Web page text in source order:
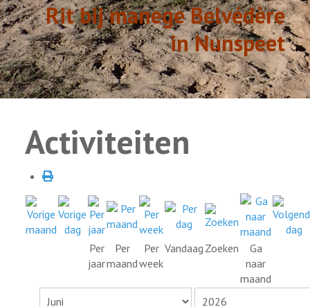
Rit bij manege Belvédère
in Nunspeet
Activiteiten
Per
jaar
Per
maand
Per
week
Vandaag Zoeken
Ga
naar
maand